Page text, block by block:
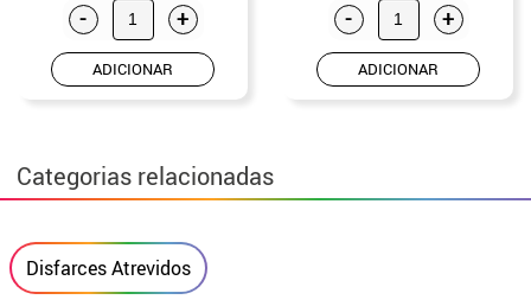
- +
ADICIONAR
- +
ADICIONAR
Categorias relacionadas
Disfarces Atrevidos